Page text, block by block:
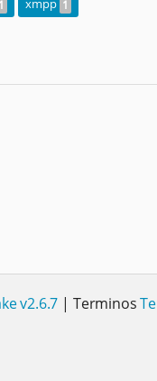
1 xmpp 1
v2.6.7 | Terminos